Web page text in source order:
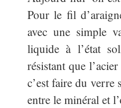
Pour le fil
avec une simple
liquide à l’état
résistant que
c’est faire du verre
entre le minéral et